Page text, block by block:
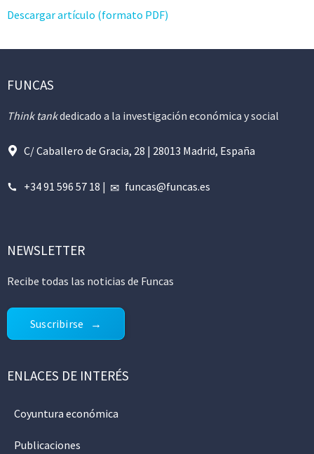
Descargar artículo (formato PDF)
FUNCAS
Think tankdedicado a la investigación económica y social
C/ Caballero de Gracia, 28 | 28013 Madrid, España
+34 91 596 57 18 | funcas@funcas.es
NEWSLETTER
Recibe todas las noticias de Funcas
Suscribirse
ENLACES DE INTERÉS
Coyuntura económica
Publicaciones